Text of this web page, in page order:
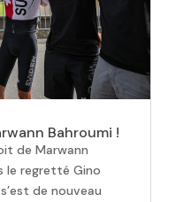
Bahroumi !
de Marwann
le regretté Gino
de nouveau